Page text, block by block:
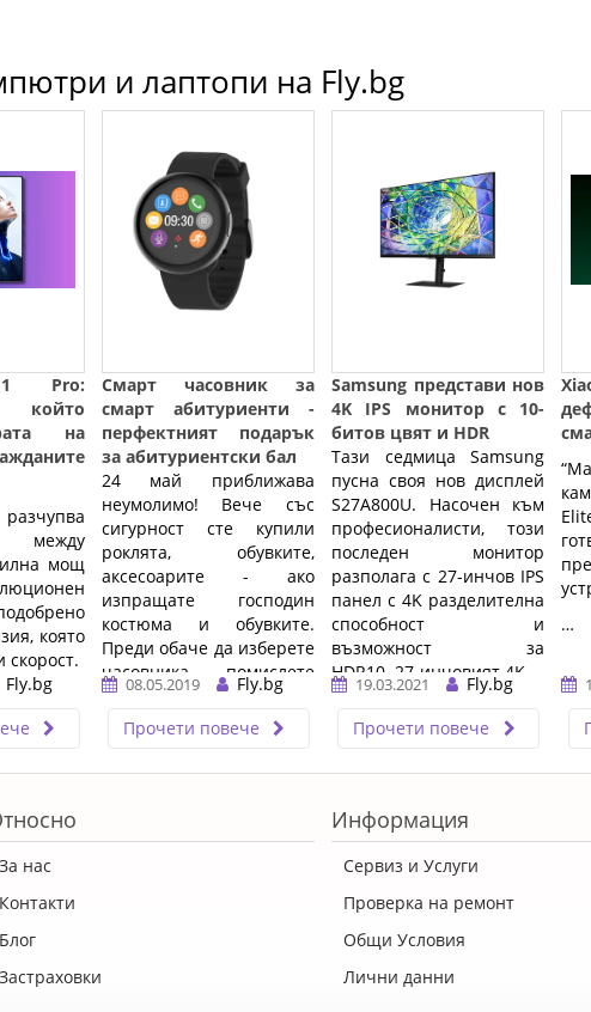
и лаптопи на Fly.bg
Pro:
който
на
между
мощ
която
скорост.
Fly.bg
Смарт часовник за
смарт абитуриенти -
перфектният подарък
за абитуриентски бал
24 май приближава
неумолимо! Вече със
сигурност сте купили
роклята, обувките,
аксесоарите - ако
изпращате господин
костюма и обувките.
Преди обаче да изберете
часовника - помислете
пак. Вместо Филип ...…
08.05.2019
Fly.bg
Прочети повече
Samsung представи нов
4K IPS монитор с 10-
битов цвят и HDR
Тази седмица Samsung
пусна своя нов дисплей
S27A800U. Насочен към
професионалисти, този
последен монитор
разполага с 27-инчов IPS
панел с 4K разделителна
способност и
възможност за
HDR10. 27-инчовият 4K ...
… 19.03.2021
Fly.bg
Прочети повече
…
За нас
Контакти
Блог
Застраховки
Информация
Сервиз и Услуги
Проверка на ремонт
Общи Условия
Лични данни